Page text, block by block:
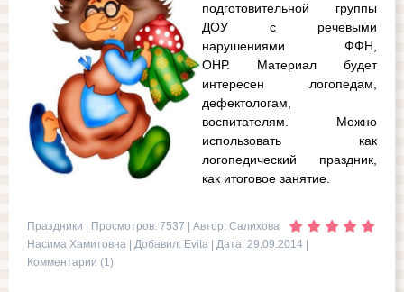
подготовительной группы
ДОУ с речевыми
нарушениями ФФН,
ОНР. Материал будет
интересен логопедам,
дефектологам,
воспитателям. Можно
использовать как
логопедический праздник,
как итоговое занятие.
Праздники | Просмотров: 7537 | Автор: Салихова
Насима Хамитовна | Добавил: Evita | Дата: 29.09.2014
Комментарии (1)